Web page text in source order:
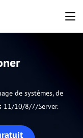
de systèmes, de
11/10/8/7/Server.